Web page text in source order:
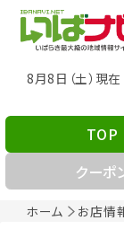
8月8日（土）現
ホーム お店情
TOP
クーポ